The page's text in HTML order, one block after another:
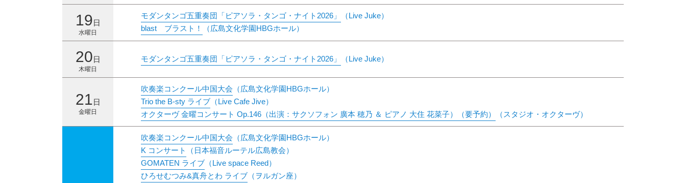
19日
水曜日
モダンタンゴ五重奏団「ピアソラ・タンゴ・ナイト2026」
（Live Juke）
blast ブラスト！
（広島文化学園HBGホール）
20日
木曜日
モダンタンゴ五重奏団「ピアソラ・タンゴ・ナイト2026」 （Live Juke）
21 日
金曜日
吹奏楽コンクール中国大会 （広島文化学園HBGホール）
Trio the B-sty ライブ （Live Cafe Jive）
オクターヴ 金曜コンサート Op.146（出演：サクソフォン 廣本 穂乃 ＆ ピアノ 大住 花菜子）（要予約）
（スタジオ・オクターヴ）
吹奏楽コンクール中国大会 （広島文化学園HBGホール）
K コンサート
（日本福音ルーテル広島教会）
GOMATEN ライブ （Live space Reed）
ひろせむつみ&真舟とわ ライブ （ヲルガン座）